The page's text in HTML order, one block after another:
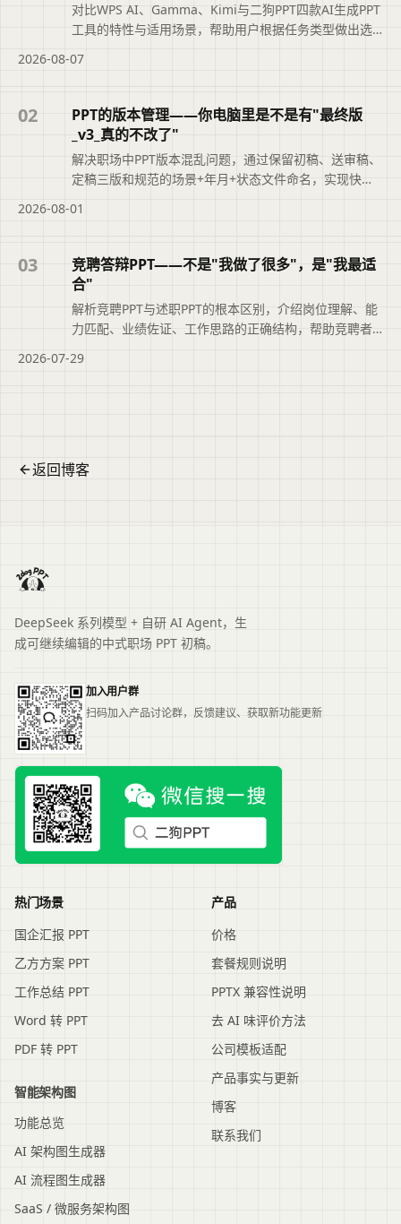
对比WPS AI、Gamma、Kimi与二狗PPT四款AI生成PPT
工具的特性与适用场景，帮助用户根据任务类型做出选
2026-08-07
02
PPT的版本管理——你电脑里是不是有"最终版
_v3_真的不改了"
解决职场中PPT版本混乱问题，通过保留初稿、送审稿、
定稿三版和规范的场景+年月+状态文件命名，实现快速
2026-08-01
03
竞聘答辩PPT——不是"我做了很多"，是"我最适
合"
解析竞聘PPT与述职PPT的根本区别，介绍岗位理解、能
力匹配、业绩佐证、工作思路的正确结构，帮助竞聘者
2026-07-29
返回博客
DeepSeek 系列模型 + 自研 AI Agent，生
成可继续编辑的中式职场 PPT 初稿。
加入用户群
扫码加入产品讨论群，反馈建议、获取新功能更新
热门场景
国企汇报 PPT
乙方方案 PPT
工作总结 PPT
Word 转 PPT
PDF 转 PPT
智能架构图
功能总览
AI 架构图生成器
AI 流程图生成器
SaaS / 微服务架构图
产品
价格
套餐规则说明
PPTX 兼容性说明
去 AI 味评价方法
公司模板适配
产品事实与更新
博客
联系我们